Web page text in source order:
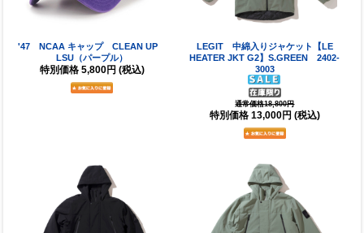
'47 NCAA キャップ CLEAN UP
LSU（パープル）
特別価格 5,800円 (税込)
LEGIT 中綿入りジャケット【LE
HEATER JKT G2】S.GREEN 2402-
3003
通常価格18,800円
特別価格 13,000円 (税込)